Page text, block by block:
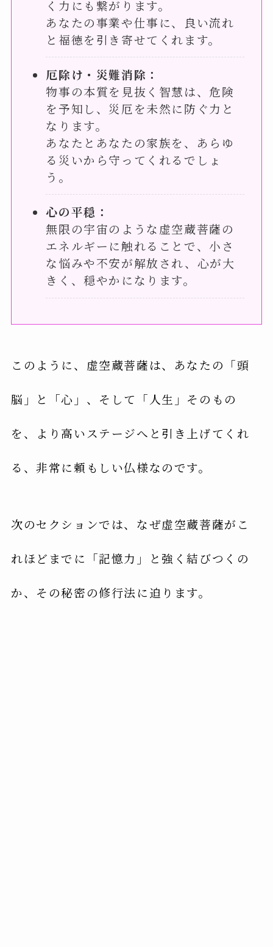
く力にも繋がります。
あなたの事業や仕事に、良い流れ
と福徳を引き寄せてくれます。
厄除け・災難消除：
物事の本質を見抜く智慧は、危険
を予知し、災厄を未然に防ぐ力と
なります。
あなたとあなたの家族を、あらゆ
る災いから守ってくれるでしょ
う。
心の平穏：
無限の宇宙のような虚空蔵菩薩の
エネルギーに触れることで、小さ
な悩みや不安が解放され、心が大
きく、穏やかになります。
このように、虚空蔵菩薩は、あなたの「頭
脳」と「心」、そして「人生」そのもの
を、より高いステージへと引き上げてくれ
る、非常に頼もしい仏様なのです。
次のセクションでは、なぜ虚空蔵菩薩がこ
れほどまでに「記憶力」と強く結びつくの
か、その秘密の修行法に迫ります。